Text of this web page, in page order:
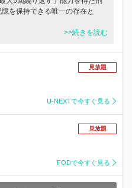
を保持できる唯一の存在と
>>続きを読む
見放題
U-NEXTで今すぐ見る
見放題
FODで今すぐ見る